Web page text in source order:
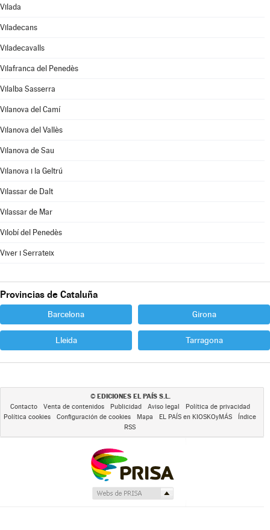
Vilada
Viladecans
Viladecavalls
Vilafranca del Penedès
Vilalba Sasserra
Vilanova del Camí
Vilanova del Vallès
Vilanova de Sau
Vilanova i la Geltrú
Vilassar de Dalt
Vilassar de Mar
Vilobí del Penedès
Viver i Serrateix
Provincias de Cataluña
Barcelona Girona
Lleida Tarragona
© EDICIONES EL PAÍS S.L.
Contacto Venta de contenidos Publicidad Aviso legal
Política de privacidad
Política cookies
Configuración de cookies Mapa EL PAÍS en KIOSKOyMÁS
Índice
RSS